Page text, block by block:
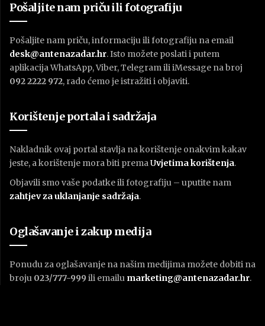
Pošaljite nam priču ili fotografiju
Pošaljite nam priču, informaciju ili fotografiju na email
desk@antenazadar.hr. Isto možete poslati i putem
aplikacija WhatsApp, Viber, Telegram ili iMessage na broj
092 2222 972, rado ćemo je istražiti i objaviti.
Korištenje portala i sadržaja
Nakladnik ovaj portal stavlja na korištenje onakvim kakav
jeste, a korištenje mora biti premaUvjetima korištenja.
Objavili smo vaše podatke ili fotografiju – uputite nam
zahtjev za uklanjanje sadržaja.
Oglašavanje i zakup medija
Ponudu za oglašavanje na našim medijima možete dobiti na
broju 023/777-999 ili emailu marketing@antenazadar.hr.